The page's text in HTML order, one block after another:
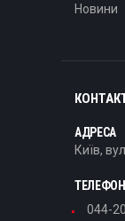
Новини
АДРЕСА
Київ,
ТЕЛЕФОН
044-